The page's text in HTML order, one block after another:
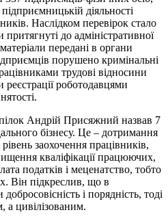
діяльності
Наслідком перевірок стало
до адміністративної
передані в органи
порушено кримінальні
трудові відносини
реєстрації роботодавцями
Андрій Присяжний назвав 7
бізнесу. Це – дотримання
заохочення працівників,
кваліфікації працюючих,
податків і меценатство, тобто
Він підкреслив, що в
і порядність, тоді
а цивілізованим.